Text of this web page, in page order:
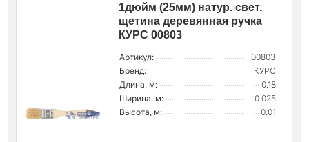
1дюйм (25мм) натур. свет.
щетина деревянная ручка
КУРС 00803
Артикул:
00803
Бренд:
КУРС
Длина, м:
0.18
Ширина, м:
0.025
Высота, м:
0.01